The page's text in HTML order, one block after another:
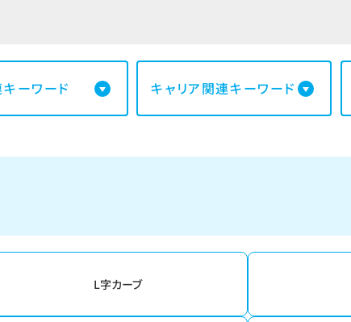
ーワード キャリア関連キーワード
L字カーブ